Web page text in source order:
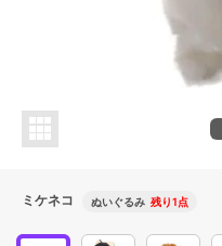
ミケネコ ぬいぐるみ 残り1点